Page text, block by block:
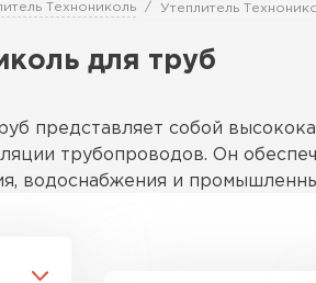
Технониколь Утеплитель
для труб
представляет собой
трубопроводов. Он
водоснабжения и